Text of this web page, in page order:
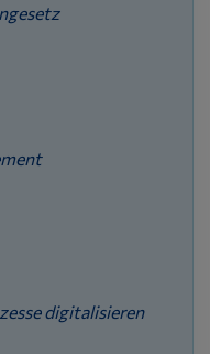
digitalisieren